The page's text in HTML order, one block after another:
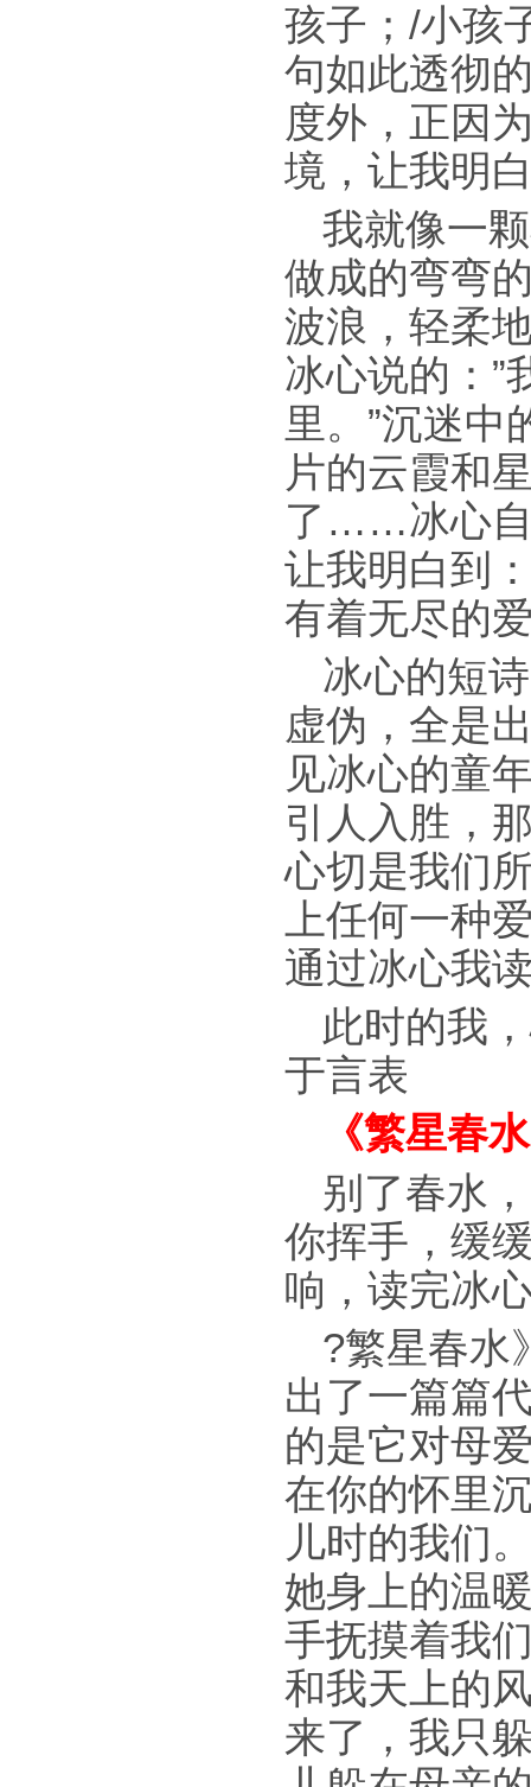
孩子；/小孩
句如此透彻
度外，正因
境，让我明
我就像一
做成的弯弯
波浪，轻柔
冰心说的：”
里。”沉迷中
片的云霞和
了……冰心自
让我明白到
有着无尽的
冰心的短
虚伪，全是
见冰心的童
引人入胜，
心切是我们
上任何一种
通过冰心我
此时的我
于言表
《繁星春
别了春水
你挥手，缓
响，读完冰
?繁星春水
出了一篇篇
的是它对母
在你的怀里
儿时的我们
她身上的温
手抚摸着我
和我天上的
来了，我只